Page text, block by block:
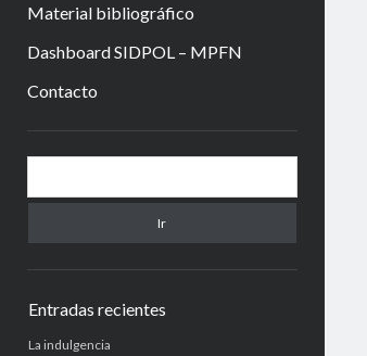
Material bibliográfico
Dashboard SIDPOL – MPFN
Contacto
Barra
lateral
Entradas recientes
La indulgencia